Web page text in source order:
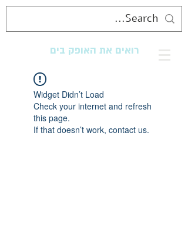
רואים את האופק בים
Widget Didn’t Load
Check your internet and refresh
this page.
If that doesn’t work, contact us.